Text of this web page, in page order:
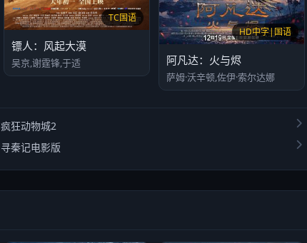
TC国语
镖人：风起大漠
吴京,谢霆锋,于适
HD中字|国语
阿凡达：火与烬
萨姆·沃辛顿,佐伊·索尔达娜
疯狂动物城2
寻秦记电影版